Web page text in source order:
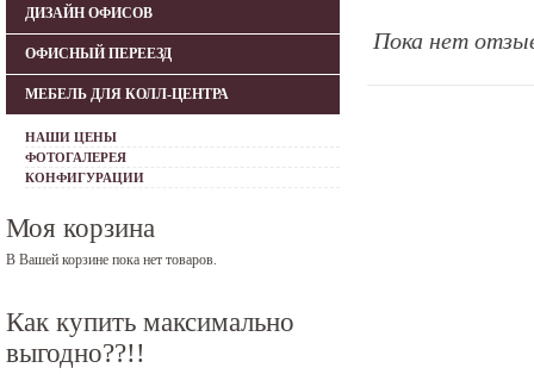
Пока нет
ДИЗАЙН ОФИСОВ
ОФИСНЫЙ ПЕРЕЕЗД
МЕБЕЛЬ ДЛЯ КОЛЛ-ЦЕНТРА
НАШИ ЦЕНЫ
ФОТОГАЛЕРЕЯ
КОНФИГУРАЦИИ
Моя корзина
В Вашей корзине пока нет товаров.
Как купить максимально
выгодно??!!